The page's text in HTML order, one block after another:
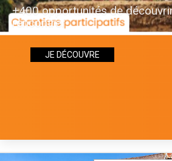
+400 opportunités de
rencontrer
JE DÉCOUVRE